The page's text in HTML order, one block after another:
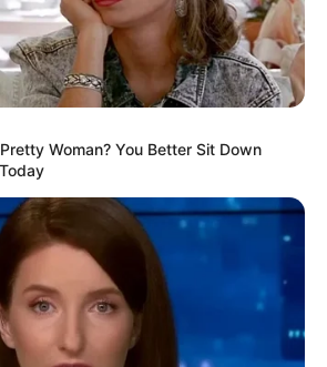
просто обабіч дороги на межі
і села Сторожниця. Про це
Відповідне фото…
Woman? You Better Sit Down